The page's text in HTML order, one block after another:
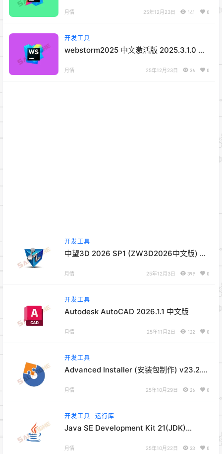
月情 25年12月23日 141 0
开发工具
webstorm2025 中文激活版 2025.3.1.0 正
月情 25年12月23日 36 0
开发工具
中望3D 2026 SP1 (ZW3D2026中文版) 破
月情 25年12月3日 399 0
开发工具
Autodesk AutoCAD 2026.1.1 中文版
月情 25年11月2日 122 0
开发工具
Advanced Installer (安装包制作) v23.2.0
月情 25年10月29日 26 0
开发工具 运行库
Java SE Development Kit 21(JDK)
月情 25年10月22日 33 0